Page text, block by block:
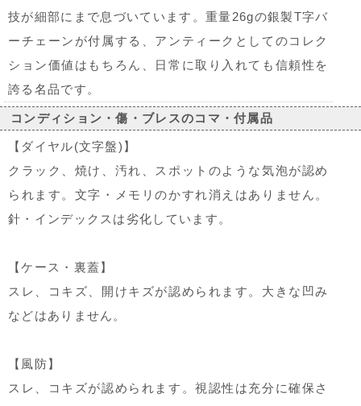
技が細部にまで息づいています。重量26gの銀製T字バ
ーチェーンが付属する、アンティークとしてのコレク
ション価値はもちろん、日常に取り入れても信頼性を
誇る名品です。
コンディション・傷・ブレスのコマ・付属品
【ダイヤル(文字盤)】
クラック、焼け、汚れ、スポットのような気泡が認め
られます。文字・メモリのかすれ消えはありません。
針・インデックスは劣化しています。
【ケース・裏蓋】
スレ、コキズ、開けキズが認められます。大きな凹み
などはありません。
【風防】
スレ、コキズが認められます。視認性は充分に確保さ